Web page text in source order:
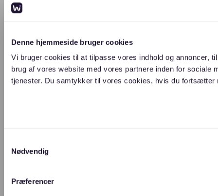
Denne hjemmeside bruger cookies
Vi bruger cookies til at tilpasse vores indhold og annoncer,
brug af vores website med vores partnere inden for sociale
tjenester. Du samtykker til vores cookies, hvis du fortsætter
Nødvendig
Præferencer